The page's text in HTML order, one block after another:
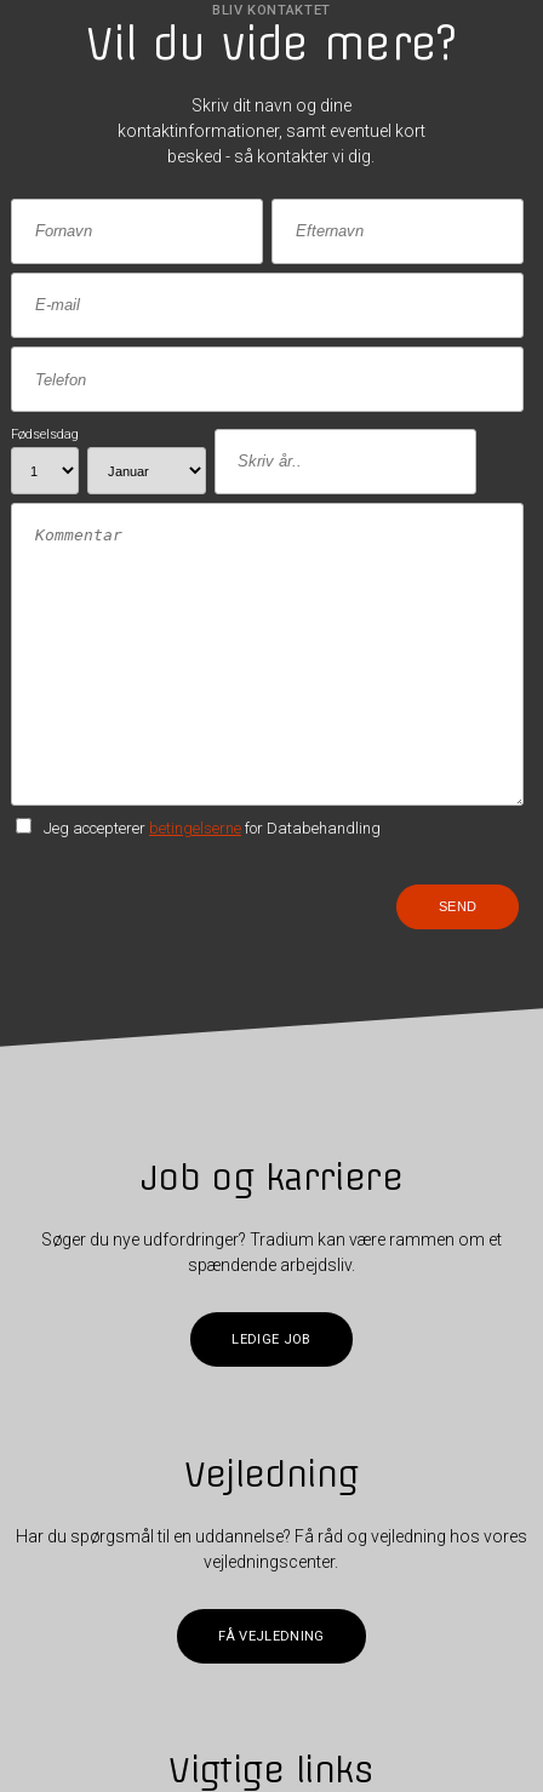
BLIV KONTAKTET
Vil du vide mere?
Skriv dit navn og dine
kontaktinformationer, samt eventuel kort
besked - så kontakter vi dig.
Fødselsdag
Jeg accepterer betingelsernefor Databehandling
Job og karriere
Søger du nye udfordringer? Tradium kan være rammen om et
spændende arbejdsliv.
LEDIGE JOB
Vejledning
Har du spørgsmål til en uddannelse? Få råd og vejledning hos vores
vejledningscenter.
FÅ VEJLEDNING
Vigtige links